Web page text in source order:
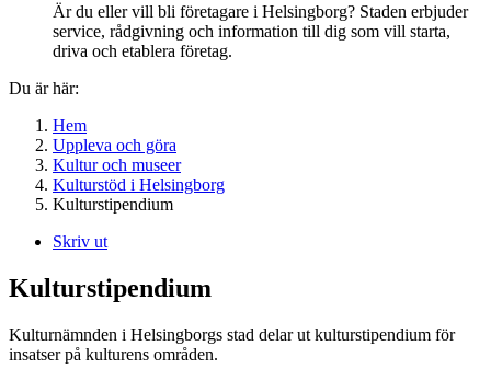
Är du eller vill bli företagare i Helsingborg? Staden erbjuder
service, rådgivning och information till dig som vill starta,
driva och etablera företag.
Du är här:
Hem
Uppleva och göra
Kultur och museer
Kulturstöd i Helsingborg
Kulturstipendium
Skriv ut
Kulturstipendium
Kulturnämnden i Helsingborgs stad delar ut kulturstipendium för
insatser på kulturens områden.